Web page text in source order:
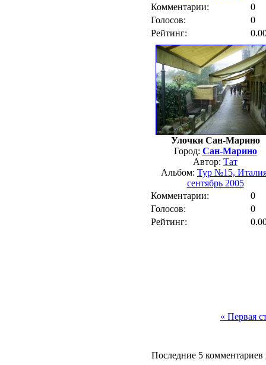
Комментарии:
0
Голосов:
0
Рейтинг:
Улочки Сан-Марино
Город: Сан-Марино
Автор: Тат
Альбом: Тур №15,
сентябрь 2005
Комментарии:
0
Голосов:
0
Рейтинг:
« Первая
Последние 5 комментариев